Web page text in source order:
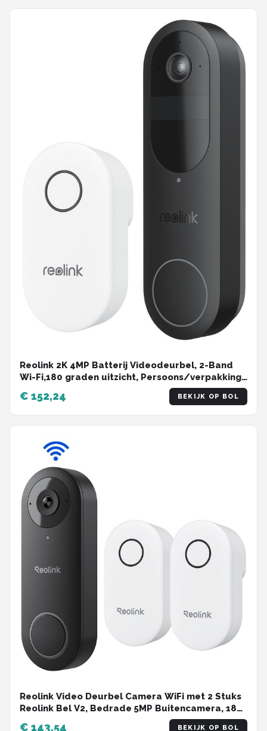
Maandelijkse Kosten
Reolink 2K 4MP Batterij Videodeurbel, 2-Band
Wi-Fi,180 graden uitzicht, Persoons/verpakking
detectie, Tweewegaudio, met 1:1 Hoofd-aan-
teen zicht, Zwart, Inclusief bel
€ 152,24 BEKIJK OP BOL
Reolink Video Deurbel Camera WiFi met 2 Stuks
Reolink Bel V2, Bedrade 5MP Buitencamera, 180°
Groothoek, Slimme Detectie, 5G/2.4GHz Dual-
€ 143,54 BEKIJK OP BOL